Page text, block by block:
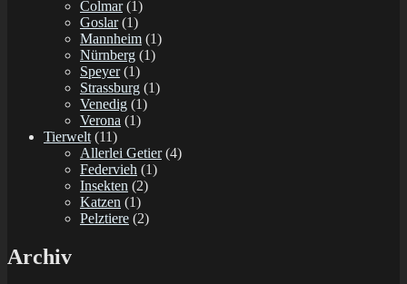
Colmar(1)
Goslar(1)
Mannheim (1)
Nürnberg (1)
Speyer(1)
Strassburg (1)
Venedig (1)
Verona (1)
Tierwelt(11)
Allerlei Getier(4)
Federvieh (1)
Insekten (2)
Katzen (1)
Pelztiere (2)
Archiv